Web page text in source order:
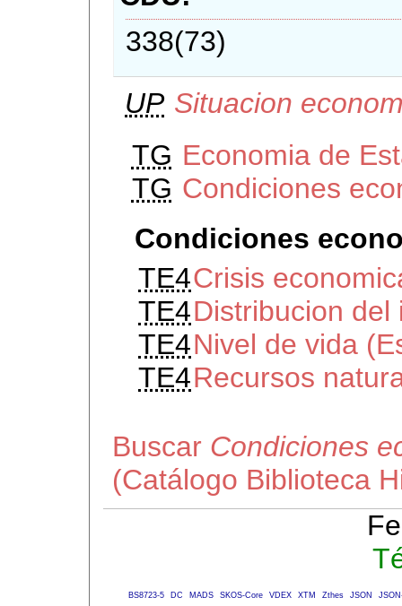
338(73)
UP Situacion
TG Economia de
TG Condiciones
Condiciones
TE4Crisis
TE4Distribucion
TE4Nivel de vida
TE4Recursos
Buscar Condiciones
(Catálogo Biblioteca
BS8723-5 DC MADS SKOS-Core VDEX XTM Zthes JSON